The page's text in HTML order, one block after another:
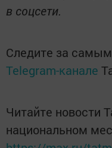
в соцсети.
Следите за
Telegram-канале
Читайте новости
национальном